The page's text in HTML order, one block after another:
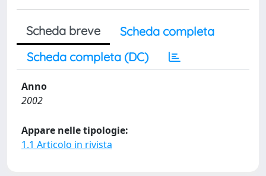
Scheda breve
Scheda completa
Scheda completa (DC)
Anno
2002
Appare nelle tipologie:
1.1 Articolo in rivista